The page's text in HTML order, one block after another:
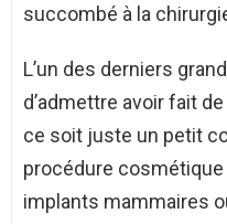
succombé à la
L’un des derniers
d’admettre avoir fait
ce soit juste un petit
procédure
implants mammaires